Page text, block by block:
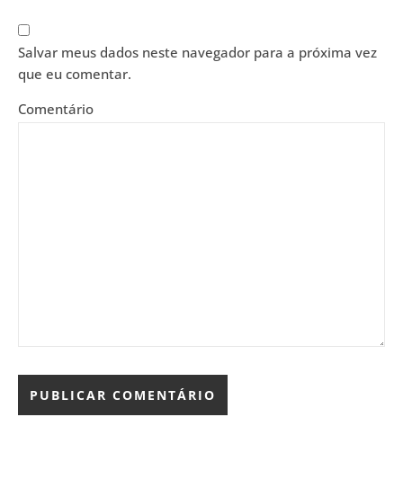
Salvar meus dados neste navegador para a próxima vez
que eu comentar.
Comentário